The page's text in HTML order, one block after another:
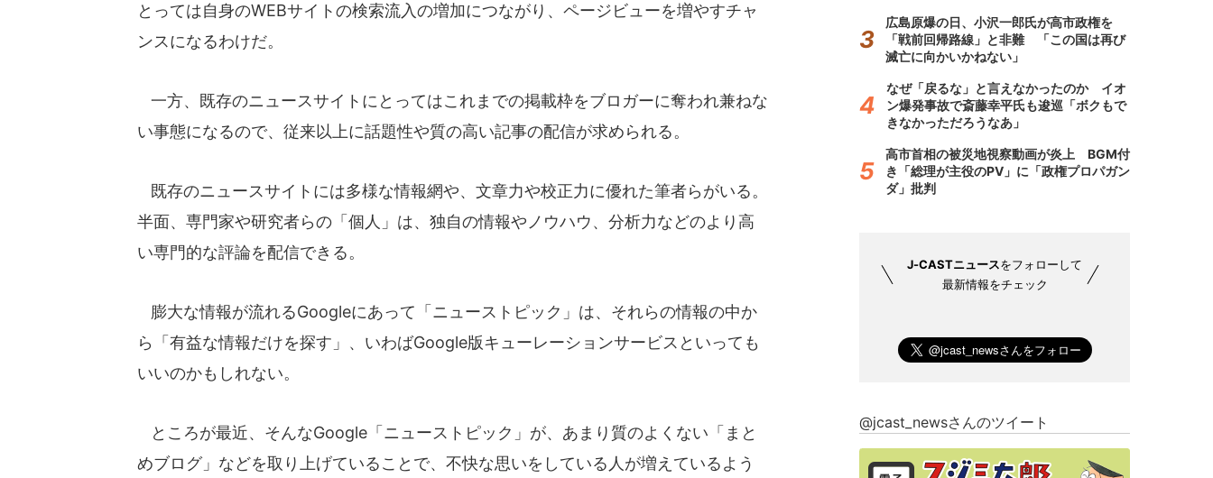
とっては自身のWEBサイトの検索流入の増加につながり、ページビューを増やすチャ
ンスになるわけだ。
一方、既存のニュースサイトにとってはこれまでの掲載枠をブロガーに奪われ兼ねな
い事態になるので、従来以上に話題性や質の高い記事の配信が求められる。
既存のニュースサイトには多様な情報網や、文章力や校正力に優れた筆者らがいる。
半面、専門家や研究者らの「個人」は、独自の情報やノウハウ、分析力などのより高
い専門的な評論を配信できる。
膨大な情報が流れるGoogleにあって「ニューストピック」は、それらの情報の中か
ら「有益な情報だけを探す」、いわばGoogle版キューレーションサービスといっても
いいのかもしれない。
ところが最近、そんなGoogle「ニューストピック」が、あまり質のよくない「まと
めブログ」などを取り上げていることで、不快な思いをしている人が増えているよう
広島原爆の日、小沢一郎氏が高市政権を
「戦前回帰路線」と非難 「この国は再び
滅亡に向かいかねない」
なぜ「戻るな」と言えなかったのか イオ
ン爆発事故で斎藤幸平氏も逡巡「ボクもで
きなかっただろうなあ」
高市首相の被災地視察動画が炎上 BGM付
き「総理が主役のPV」に「政権プロパガン
ダ」批判
J-CASTニュースをフォローして
最新情報をチェック
@jcast_newsさんのツイート